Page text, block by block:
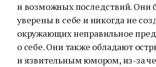
и возможных последствий. Они
уверены в себе и никогда не
окружающих неправильное
о себе. Они также обладают
и язвительным юмором, из-за